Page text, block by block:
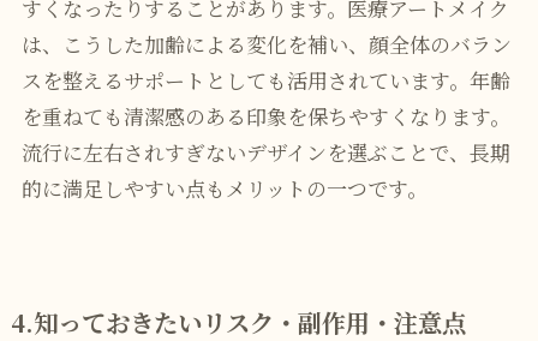
すくなったりすることがあります。医療アートメイク
は、こうした加齢による変化を補い、顔全体のバラン
スを整えるサポートとしても活用されています。年齢
を重ねても清潔感のある印象を保ちやすくなります。
流行に左右されすぎないデザインを選ぶことで、長期
的に満足しやすい点もメリットの一つです。
4.知っておきたいリスク・副作用・注意点